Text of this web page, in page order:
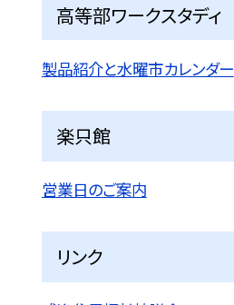
高等部ワークスタディ
製品紹介と水曜市カレンダー
楽只館
営業日のご案内
リンク